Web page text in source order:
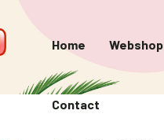
Home Webshop
Contact